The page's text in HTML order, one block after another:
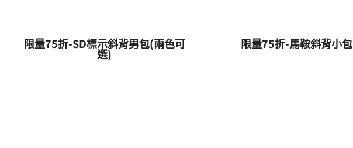
限量75折-SD標示斜背男包(兩色可
選)
限量75折-馬鞍斜背小包